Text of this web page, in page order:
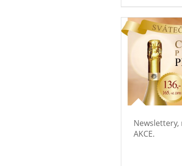
Newslettery,
AKCE.